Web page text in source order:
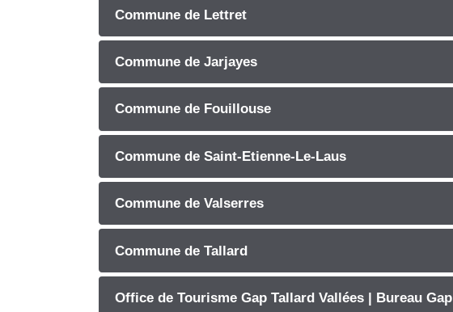
Commune de Lettret
Commune de Jarjayes
Commune de Fouillouse
Commune de Saint-Etienne-Le-Laus
Commune de Valserres
Commune de Tallard
Office de Tourisme Gap Tallard Vallées | Bureau Gap